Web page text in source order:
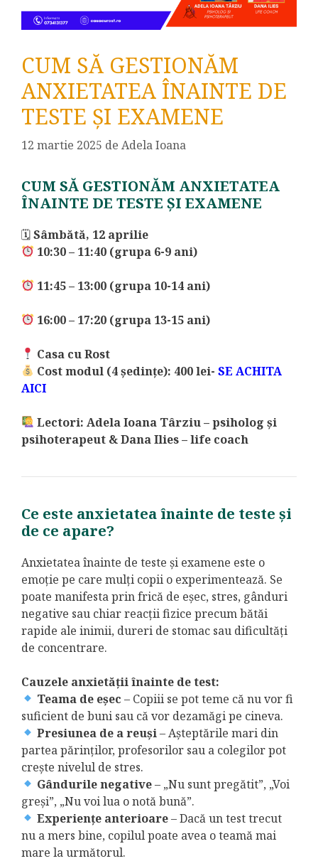
CUM SĂ GESTIONĂM
ANXIETATEA ÎNAINTE DE
TESTE ȘI EXAMENE
12 martie 2025 de Adela Ioana
CUM SĂ GESTIONĂM ANXIETATEA
ÎNAINTE DE TESTE ȘI EXAMENE
🗓Sâmbătă, 12 aprilie
10:30 – 11:40 (grupa 6-9 ani)
11:45 – 13:00 (grupa 10-14 ani)
16:00 – 17:20 (grupa 13-15 ani)
Casa cu Rost
Cost modul (4 ședințe): 400 lei-SE ACHITA
AICI
Lectori: Adela Ioana Târziu – psiholog și
psihoterapeut & Dana Ilies – life coach
Ce este anxietatea înainte de teste și
de ce apare?
Anxietatea înainte de teste și examene este o
emoție pe care mulți copii o experimentează. Se
poate manifesta prin frică de eșec, stres, gânduri
negative sau chiar reacții fizice precum bătăi
rapide ale inimii, dureri de stomac sau dificultăți
de concentrare.
Cauzele anxietății înainte de test:
Teama de eșec – Copiii se pot teme că nu vor fi
suficient de buni sau că vor dezamăgi pe cineva.
Presiunea de a reuși– Așteptările mari din
partea părinților, profesorilor sau a colegilor pot
crește nivelul de stres.
Gândurile negative– „Nu sunt pregătit”, „Voi
greși”, „Nu voi lua o notă bună”.
Experiențe anterioare– Dacă un test trecut
nu a mers bine, copilul poate avea o teamă mai
mare la următorul.